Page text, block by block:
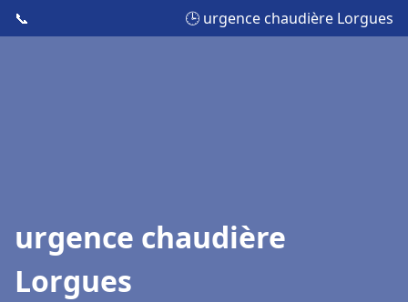
📞 🕒 urgence chaudière Lorgues
urgence chaudière
Lorgues